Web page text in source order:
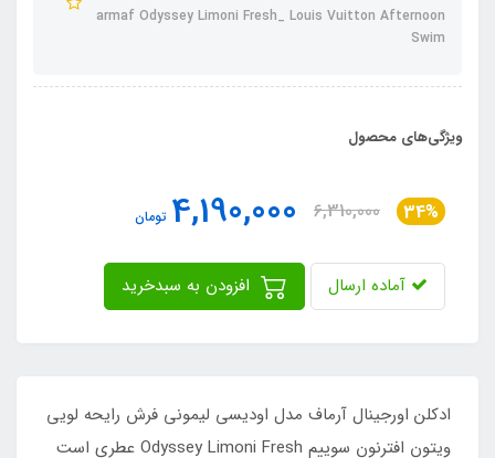
armaf Odyssey Limoni Fresh_ Louis Vuitton Afternoon
Swim
ویژگی‌های محصول
34%
6,310,000
4,190,000 تومان
آماده ارسال
ادکلن اورجینال آرماف مدل اودیسی لیمونی فرش رایحه لویی
ویتون افترنون سوییم Odyssey Limoni Fresh عطری است